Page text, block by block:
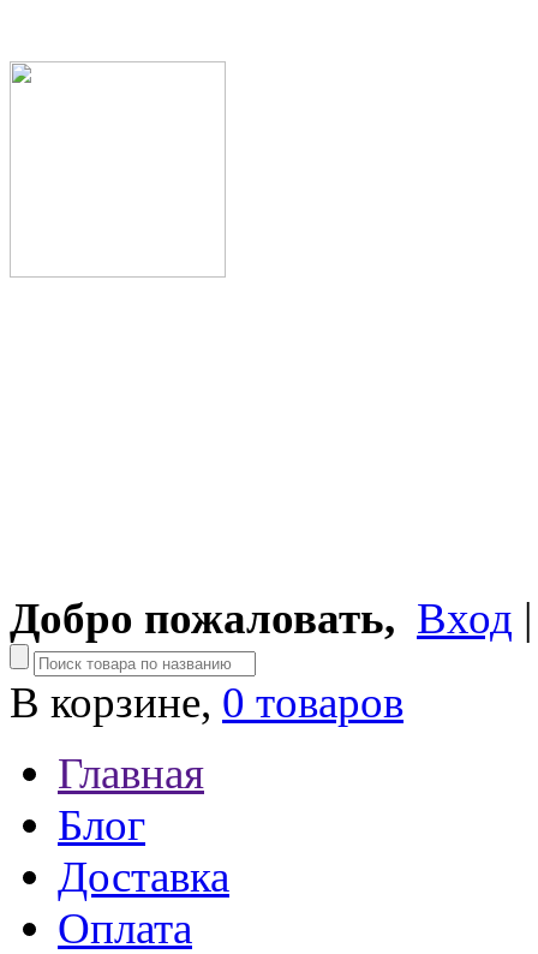
Добро пожаловать, Вход
В корзине, 0 товаров
Главная
Блог
Доставка
Оплата